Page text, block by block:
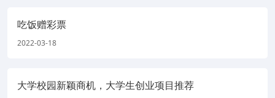
吃饭赠彩票
2022-03-18
大学校园新颖商机，大学生创业项目推荐